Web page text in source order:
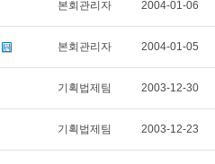
본회관리자 2004-01-06
본회관리자 2004-01-05
기획법제팀 2003-12-30
기획법제팀 2003-12-23